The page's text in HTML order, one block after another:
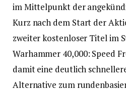
im Mittelpunkt der
Kurz nach dem Start der
zweiter kostenloser Titel im
Warhammer 40,000: Speed
damit eine deutlich
Alternative zum